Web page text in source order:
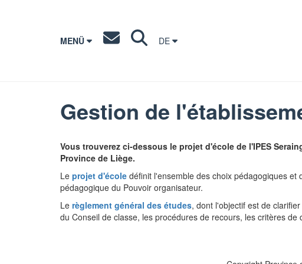
MENÜ DE
Gestion de
Vous trouverez ci-dessous le projet d'école de l'IPES
Province de Liège.
Le projet d'école définit l'ensemble des choix pédagogiques
pédagogique du Pouvoir organisateur.
Le règlement général des études, dont l'objectif est de
du Conseil de classe, les procédures de recours, les critères